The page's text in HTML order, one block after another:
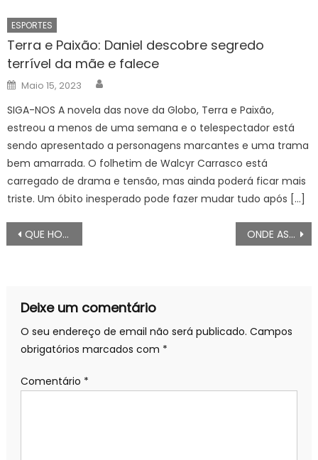
ESPORTES
Terra e Paixão: Daniel descobre segredo
terrível da mãe e falece
Posted
on
Maio 15, 2023
SIGA-NOS A novela das nove da Globo, Terra e Paixão,
estreou a menos de uma semana e o telespectador está
sendo apresentado a personagens marcantes e uma trama
bem amarrada. O folhetim de Walcyr Carrasco está
carregado de drama e tensão, mas ainda poderá ficar mais
triste. Um óbito inesperado pode fazer mudar tudo após […]
Navegação
de
QUE HORAS COMEÇA RENASCER E Sessão da Tarde? ONDE ASSISTIR Real Betis x Girona AO VIVO, escalações e palpites Espanhol La Liga, HOJE (15/08)
Deixe um comentário
O seu endereço de email não será publicado. Campos
obrigatórios marcados com *
Comentário *